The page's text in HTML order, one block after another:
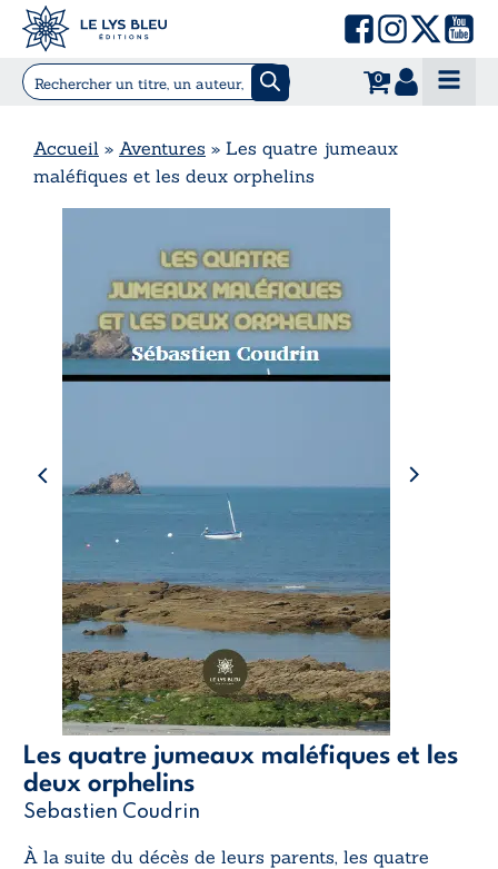
0
Accueil » Aventures » Les quatre jumeaux
maléfiques et les deux orphelins
Les quatre jumeaux maléfiques et les
deux orphelins
Sebastien Coudrin
À la suite du décès de leurs parents, les quatre